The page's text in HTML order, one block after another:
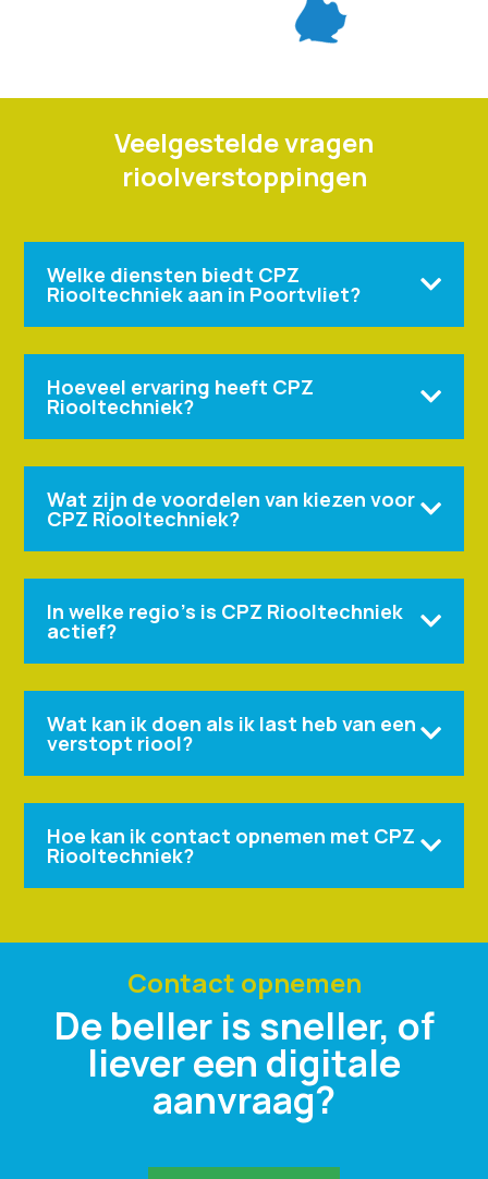
Veelgestelde vragen
rioolverstoppingen
Welke diensten biedt CPZ
Riooltechniek aan in Poortvliet? 
Hoeveel ervaring heeft CPZ
Riooltechniek? 
Wat zijn de voordelen van kiezen voor
CPZ Riooltechniek? 
In welke regio's is CPZ Riooltechniek
actief? 
Wat kan ik doen als ik last heb van een
verstopt riool? 
Hoe kan ik contact opnemen met CPZ
Riooltechniek? 
Contact opnemen
De beller is sneller, of
liever een digitale
aanvraag?